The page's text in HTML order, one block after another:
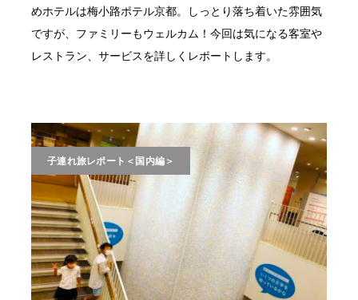
めホテルは梅小路ポテル京都。しっとり落ち着いた雰囲気
ですが、ファミリーもウェルカム！今回は気になる客室や
レストラン、サービスを詳しくレポートします。
子連れ旅レポート＜国内編＞